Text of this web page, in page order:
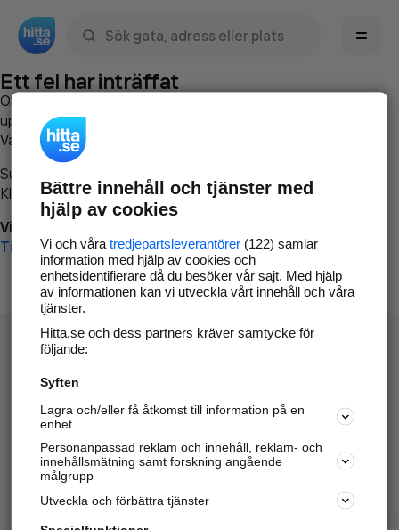
Ett fel har inträffat
Om du vill kan du
uppstod så att vi lättare och snabbare kan avhjälpa det.
Vänligen försök med följande:
Surfa till
Klicka påTillbaka-knappen i webbläsaren och försök igen
Vi beklagar besväret!
Till startsidan
Hitta.se - Gratis nummerupplysning.
Sök företag, personer och platser.
Hitta telefonnummer, adresser, företagsinfo mm.
Marknadsför företaget
Bättre innehåll och tjänster med
hjälp av cookies
Vi och våra tredjepartsleverantörer(122) samlar
information med hjälp av cookies och
enhetsidentifierare då du besöker vår sajt. Med hjälp
av informationen kan vi utveckla vårt innehåll och våra
tjänster.
Hitta.se och dess partners kräver samtycke för
följande:
Syften
Lagra och/eller få åtkomst till information på en
enhet
Personanpassad reklam och innehåll, reklam- och
innehållsmätning samt forskning angående
målgrupp
Utveckla och förbättra tjänster